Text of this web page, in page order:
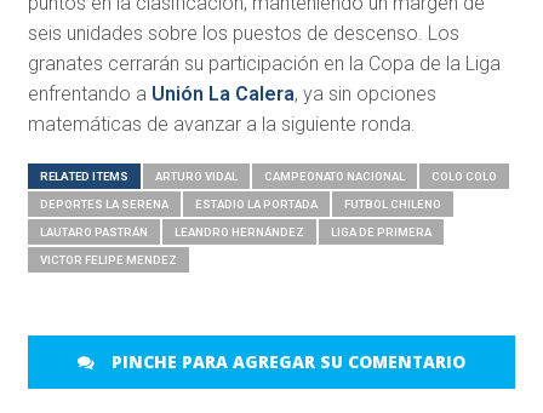
seis unidades sobre los puestos de descenso. Los
granates cerrarán su participación en la Copa de la Liga
enfrentando a Unión La Calera, ya sin opciones
matemáticas de avanzar a la siguiente ronda.
RELATED ITEMS ARTURO VIDAL CAMPEONATO NACIONAL COLO COLO
DEPORTES LA SERENA ESTADIO LA PORTADA FUTBOL CHILENO
LAUTARO PASTRÁN LEANDRO HERNÁNDEZ LIGA DE PRIMERA
VICTOR FELIPE MENDEZ
PINCHE PARA AGREGAR SU COMENTARIO